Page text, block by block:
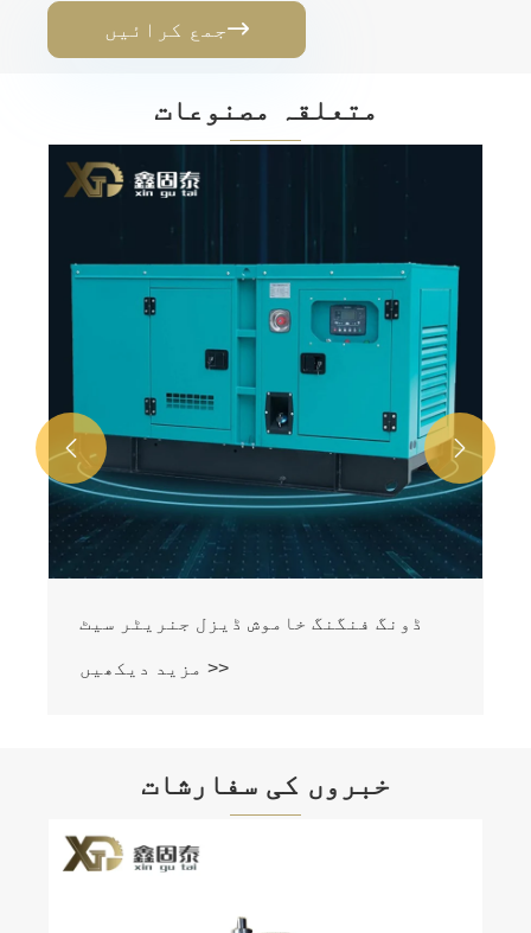
جمع کرائیں
متعلقہ مصنوعات
مزید دیکھیں >>
 
خبروں کی سفارشات
سیٹ میں کیا فرق ہے؟